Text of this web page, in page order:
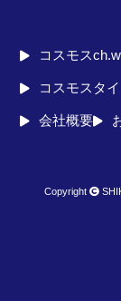
コスモス
コスモスタ
会社概要
Copyright